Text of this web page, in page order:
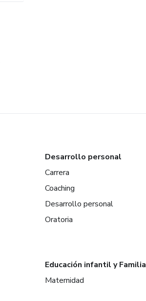
Desarrollo personal
Carrera
Coaching
Desarrollo personal
Oratoria
Educación infantil y Familia
Maternidad